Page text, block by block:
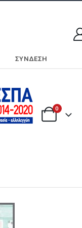
ΣΎΝΔΕΣΗ
0